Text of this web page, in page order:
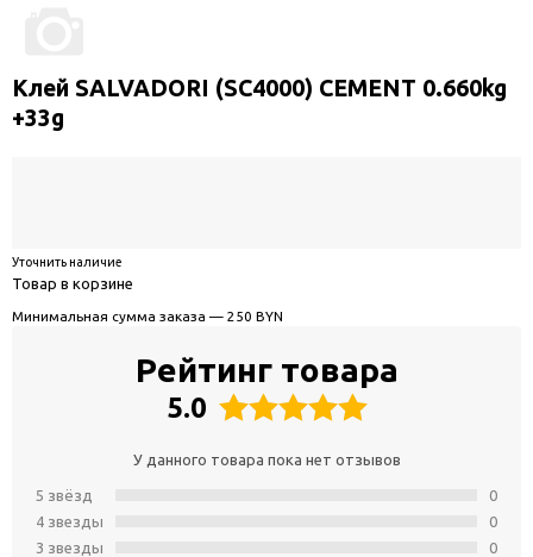
Клей SALVADORI (SC4000) CEMENT 0.660kg
+33g
Уточнить наличие
Товар в корзине
Минимальная сумма заказа — 250 BYN
Рейтинг товара
5.0
У данного товара пока нет отзывов
5 звёзд
4 звeзды
3 звeзды
0
0
0